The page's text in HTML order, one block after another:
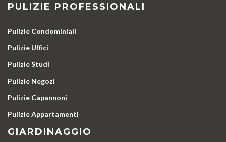
PULIZIE PROFESSIONALI
Pulizie Condominiali
Pulizie Uffici
Pulizie Studi
Pulizie Negozi
Pulizie Capannoni
Pulizie Appartamenti
GIARDINAGGIO